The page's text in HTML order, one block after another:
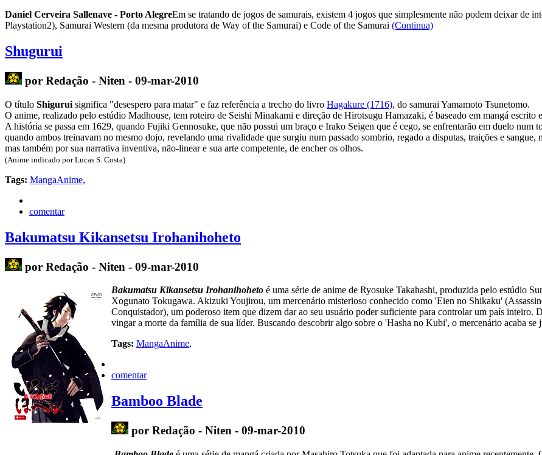
Daniel Cerveira Sallenave - Porto AlegreEm se tratando de jogos de samurais, existem 4 jogos que simplesmente não podem deixar de
Playstation2), Samurai Western (da mesma produtora de Way of the Samurai) e Code of the Samurai (Continua)
Shugurui
por Redação - Niten - 09-mar-2010
O título Shigurui significa "desespero para matar" e faz referência a trecho do livro Hagakure (1716), do samurai Yamamoto Tsunetomo.
O anime, realizado pelo estúdio Madhouse, tem roteiro de Seishi Minakami e direção de Hirotsugu Hamazaki, é baseado em mangá
A história se passa em 1629, quando Fujiki Gennosuke, que não possui um braço e Irako Seigen que é cego, se enfrentarão em duelo
quando ambos treinavam no mesmo dojo, revelando uma rivalidade que surgiu num passado sombrio, regado a disputas, traições e sangue,
mas também por sua narrativa inventiva, não-linear e sua arte competente, de encher os olhos.
(Anime indicado por Lucas S. Costa)
Tags: MangaAnime,
comentar
Bakumatsu Kikansetsu Irohanihoheto
por Redação - Niten - 09-mar-2010
Bakumatsu Kikansetsu Irohanihoheto é uma série de anime de Ryosuke Takahashi, produzida pelo estúdio
Xogunato Tokugawa. Akizuki Youjirou, um mercenário misterioso conhecido como 'Eien no Shikaku'
Conquistador), um poderoso item que dizem dar ao seu usuário poder suficiente para controlar um país inteiro.
vingar a morte da família de sua líder. Buscando descobrir algo sobre o 'Hasha no Kubi', o mercenário acaba se
Tags: MangaAnime,
comentar
Bamboo Blade
por Redação - Niten - 09-mar-2010